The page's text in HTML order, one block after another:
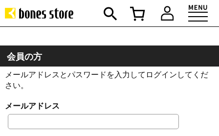
会員の方
メールアドレスとパスワードを入力してログインしてくだ
さい。
メールアドレス